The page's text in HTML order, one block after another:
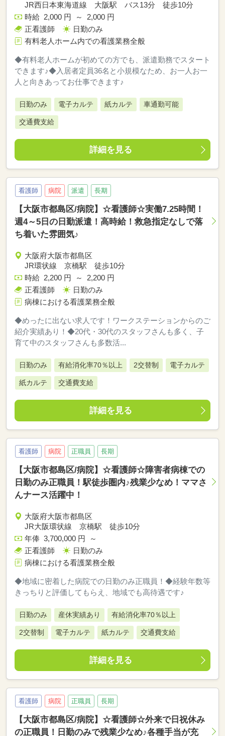
JR西日本東海道線 大阪駅 バス13分 徒歩10分
時給 2,000 円 ～ 2,000 円
正看護師
日勤のみ
有料老人ホーム内での看護業務全般
◆有料老人ホームが初めての方でも、派遣勤務でスタート
できます♪◆入居者定員36名と小規模なため、お一人お一
人と向きあってお仕事できます♪
日勤のみ 電子カルテ 紙カルテ 車通勤可能
交通費支給
詳細を見る
看護師 病院 派遣 長期
【大阪市都島区/病院】☆看護師☆実働7.25時間！
週4～5日の日勤派遣！高時給！救急指定なしで落
ち着いた雰囲気♪
大阪府大阪市都島区
JR環状線 京橋駅 徒歩10分
時給 2,200 円 ～ 2,200 円
正看護師
日勤のみ
病棟における看護業務全般
◆めったに出ない求人です！ワークステーションからのご
紹介実績あり！◆20代・30代のスタッフさんも多く、子
育て中のスタッフさんも多数活...
日勤のみ 有給消化率70％以上 2交替制 電子カルテ
紙カルテ 交通費支給
詳細を見る
看護師 病院 正職員 長期
【大阪市都島区/病院】☆看護師☆障害者病棟での
日勤のみ正職員！駅徒歩圏内♪残業少なめ！ママさ
んナース活躍中！
大阪府大阪市都島区
JR大阪環状線 京橋駅 徒歩10分
年俸 3,700,000 円 ～
正看護師
日勤のみ
病棟における看護業務全般
◆地域に密着した病院での日勤のみ正職員！◆経験年数等
きっちりと評価してもらえ、地域でも高待遇です♪
日勤のみ 産休実績あり 有給消化率70％以上
2交替制 電子カルテ 紙カルテ 交通費支給
詳細を見る
看護師 病院 正職員 長期
【大阪市都島区/病院】☆看護師☆外来で日祝休み
の正職員！日勤のみで残業少なめ♪各種手当が充